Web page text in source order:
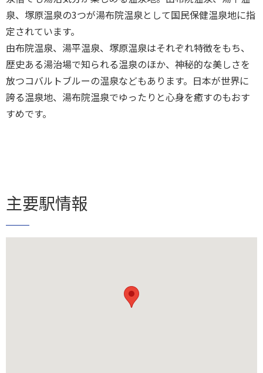
泉、塚原温泉の3つが湯布院温泉として国民保健温泉地に指
定されています。
由布院温泉、湯平温泉、塚原温泉はそれぞれ特徴をもち、
歴史ある湯治場で知られる温泉のほか、神秘的な美しさを
放つコバルトブルーの温泉などもあります。日本が世界に
誇る温泉地、湯布院温泉でゆったりと心身を癒すのもおす
すめです。
主要駅情報